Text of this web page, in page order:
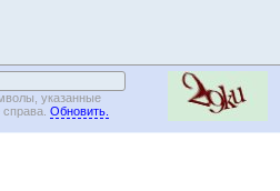
указанные
справа. Обновить.